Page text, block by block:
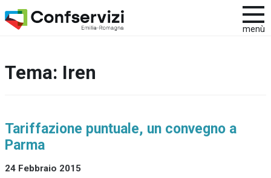
menù
Tema: Iren
Tariffazione puntuale, un convegno a
Parma
24 Febbraio 2015